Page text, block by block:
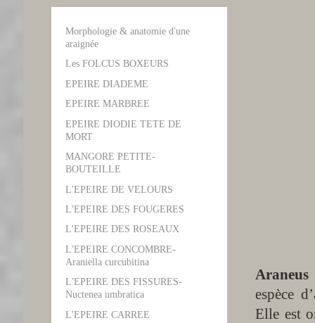
espèce
Elle est
Morphologie & anatomie d'une
araignée
Les FOLCUS BOXEURS
EPEIRE DIADEME
EPEIRE MARBREE
EPEIRE DIODIE TETE DE
MORT
MANGORE PETITE-
BOUTEILLE
L'EPEIRE DE VELOURS
L'EPEIRE DES FOUGERES
L'EPEIRE DES ROSEAUX
L'EPEIRE CONCOMBRE-
Araniella curcubitina
L'EPEIRE DES FISSURES-
Nuctenea umbratica
L'EPEIRE CARREE